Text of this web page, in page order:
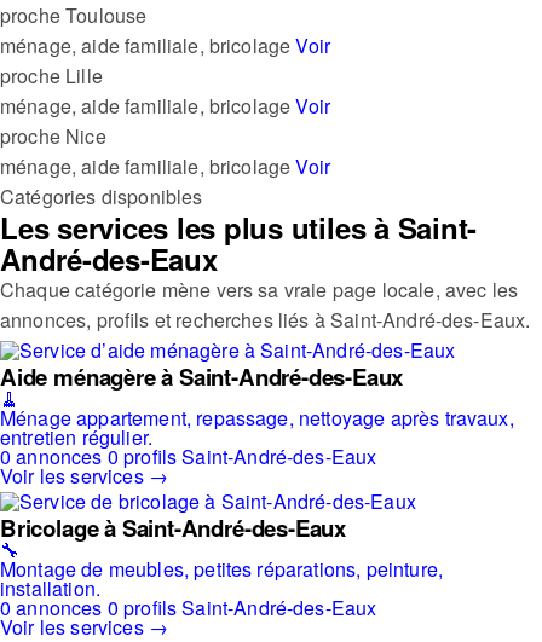
procheToulouse
ménage, aide familiale, bricolageVoir
procheLille
ménage, aide familiale, bricolageVoir
procheNice
ménage, aide familiale, bricolageVoir
Catégories disponibles
Les services les plus utiles à Saint-
André-des-Eaux
Chaque catégorie mène vers sa vraie page locale, avec les
annonces, profils et recherches liés à Saint-André-des-Eaux.
Aide ménagère à Saint-André-des-Eaux
🧹
Ménage appartement, repassage, nettoyage après travaux,
entretien régulier.
0 annonces0 profilsSaint-André-des-Eaux
Voir les services →
Bricolage à Saint-André-des-Eaux
🔧
Montage de meubles, petites réparations, peinture,
installation.
0 annonces 0 profilsSaint-André-des-Eaux
Voir les services →